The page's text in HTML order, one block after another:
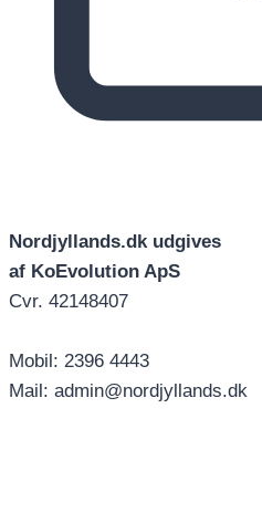
Nordjyllands.dk udgives
af KoEvolution ApS
Cvr. 42148407
Mobil: 2396 4443
Mail: admin@nordjyllands.dk